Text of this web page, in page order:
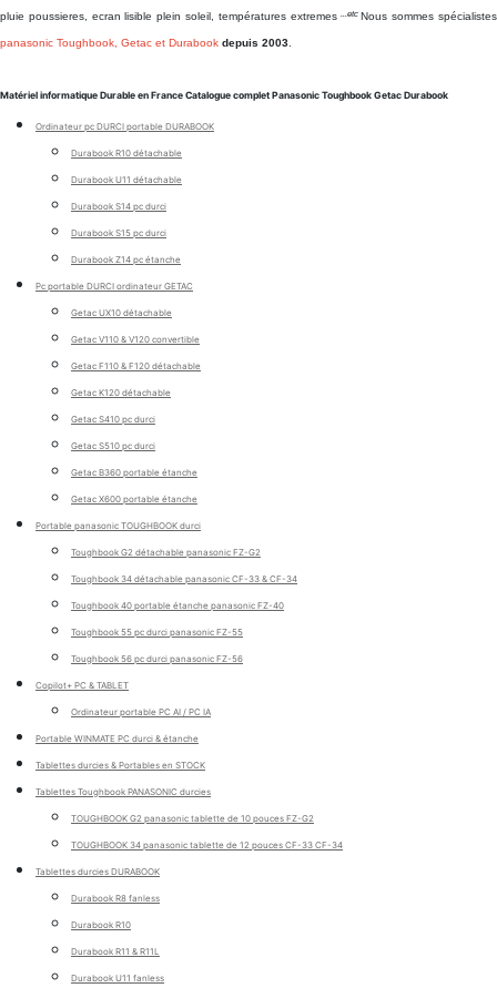
pluie poussieres, ecran lisible plein soleil, températures extremes ...etcNous sommes spécialistes
panasonic Toughbook, Getac et Durabook depuis 2003.
Matériel informatique Durable en France Catalogue complet Panasonic Toughbook Getac Durabook
Ordinateur pc DURCI portable DURABOOK
Durabook R10 détachable
Durabook U11 détachable
Durabook S14 pc durci
Durabook S15 pc durci
Durabook Z14 pc étanche
Pc portable DURCI ordinateur GETAC
Getac UX10 détachable
Getac V110 & V120 convertible
Getac F110 & F120 détachable
Getac K120 détachable
Getac S410 pc durci
Getac S510 pc durci
Getac B360 portable étanche
Getac X600 portable étanche
Portable panasonic TOUGHBOOK durci
Toughbook G2 détachable panasonic FZ-G2
Toughbook 34 détachable panasonic CF-33 & CF-34
Toughbook 40 portable étanche panasonic FZ-40
Toughbook 55 pc durci panasonic FZ-55
Toughbook 56 pc durci panasonic FZ-56
Copilot+ PC & TABLET
Ordinateur portable PC AI / PC IA
Portable WINMATE PC durci & étanche
Tablettes durcies & Portables en STOCK
Tablettes Toughbook PANASONIC durcies
TOUGHBOOK G2 panasonic tablette de 10 pouces FZ-G2
TOUGHBOOK 34 panasonic tablette de 12 pouces CF-33 CF-34
Tablettes durcies DURABOOK
Durabook R8 fanless
Durabook R10
Durabook R11 & R11L
Durabook U11 fanless